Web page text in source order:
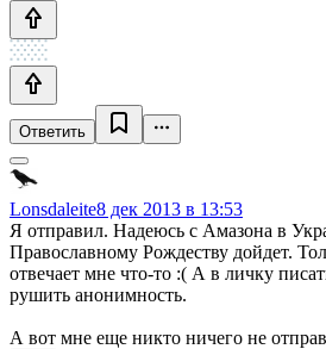
Ответить
Lonsdaleite8 дек 2013 в 13:53
Я отправил. Надеюсь с Амазона в
Православному Рождеству дойдет.
отвечает мне что-то :( А в личку
рушить анонимность.
А вот мне еще никто ничего не